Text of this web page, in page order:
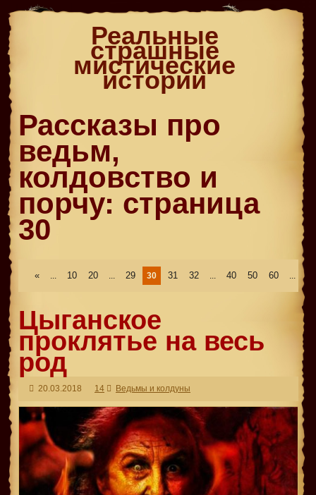
Реальные
страшные
мистические
истории
Рассказы про
ведьм,
колдовство и
порчу: страница
30
« ... 10 20 ... 29 30 31 32 ... 40 50 60 ...
Цыганское
проклятье на весь
род
20.03.2018 14 Ведьмы и колдуны